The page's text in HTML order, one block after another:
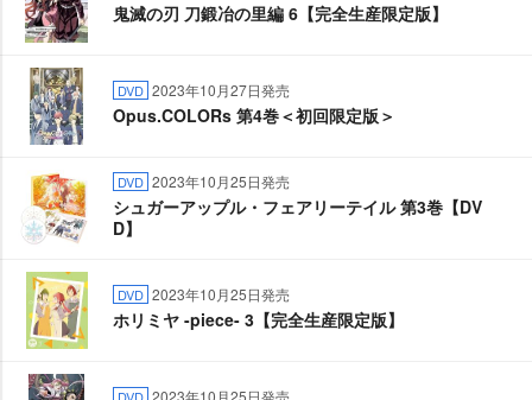
鬼滅の刃 刀鍛冶の里編 6【完全生産限定版】
DVD 2023年10月27日発売
Opus.COLORs 第4巻＜初回限定版＞
DVD 2023年10月25日発売
シュガーアップル・フェアリーテイル 第3巻【DV
D】
DVD 2023年10月25日発売
ホリミヤ -piece- 3【完全生産限定版】
2023年10月25日発売